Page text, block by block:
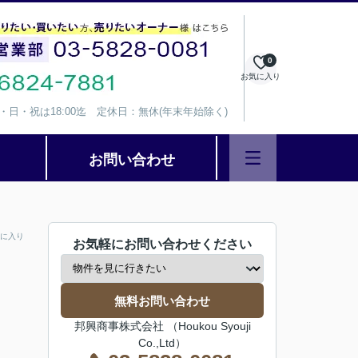
日・祝は18:00迄 定休日：無休(年末年始除く)
お気に入り
0
お問い合わせ
入り
お気軽にお問い合わせください
無料お問い合わせ
邦興商事株式会社 （Houkou Syouji
Co.,Ltd）